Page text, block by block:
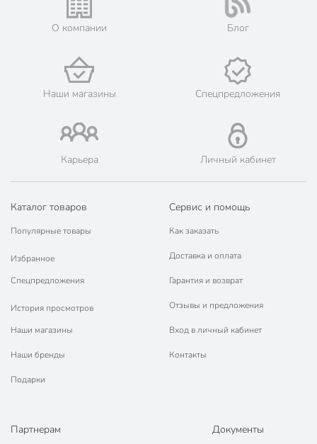
О компании Блог
Наши магазины Спецпредложения
Карьера Личный кабинет
Каталог товаров
Популярные товары
Избранное
Спецпредложения
История просмотров
Наши магазины
Наши бренды
Подарки
Сервис и помощь
Как заказать
Доставка и оплата
Гарантия и возврат
Отзывы и предложения
Вход в личный кабинет
Контакты
Партнерам Документы